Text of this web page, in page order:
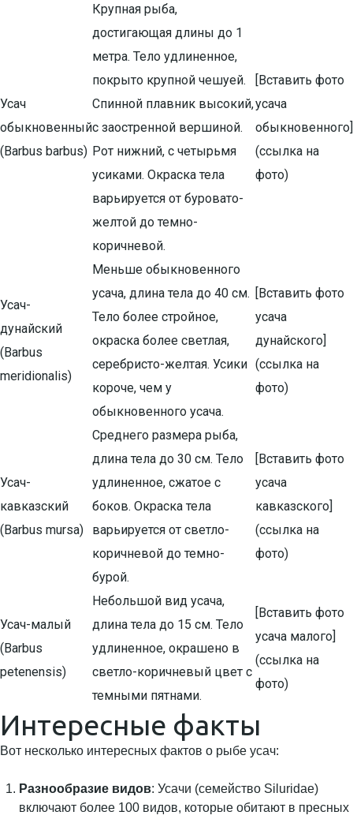
Усач
обыкновенный
(Barbus barbus)
Крупная рыба,
достигающая длины до 1
метра. Тело удлиненное,
покрыто крупной чешуей.
Спинной плавник высокий,
с заостренной вершиной.
Рот нижний, с четырьмя
усиками. Окраска тела
варьируется от буровато-
желтой до темно-
коричневой.
[Вставить фото
усача
обыкновенного]
(ссылка на
фото)
Усач-
дунайский
(Barbus
meridionalis)
Меньше обыкновенного
усача, длина тела до 40 см.
Тело более стройное,
окраска более светлая,
серебристо-желтая. Усики
короче, чем у
обыкновенного усача.
[Вставить фото
усача
дунайского]
(ссылка на
фото)
Усач-
кавказский
(Barbus mursa)
Среднего размера рыба,
длина тела до 30 см. Тело
удлиненное, сжатое с
боков. Окраска тела
варьируется от светло-
коричневой до темно-
бурой.
[Вставить фото
усача
кавказского]
(ссылка на
фото)
Усач-малый
(Barbus
petenensis)
Небольшой вид усача,
длина тела до 15 см. Тело
удлиненное, окрашено в
светло-коричневый цвет с
темными пятнами.
[Вставить фото
усача малого]
(ссылка на
фото)
Интересные факты
Вот несколько интересных фактов о рыбе усач:
Разнообразие видов: Усачи (семейство Siluridae)
включают более 100 видов, которые обитают в пресных